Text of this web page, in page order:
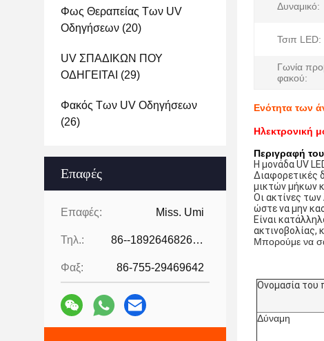
Φως Θεραπείας Των UV
Οδηγήσεων (20)
UV ΣΠΑΔΙΚΩΝ ΠΟΥ
ΟΔΗΓΕΙΤΑΙ (29)
Φακός Των UV Οδηγήσεων
(26)
Επαφές
Επαφές: Miss. Umi
Τηλ.: 86--18926468268-15989898006
Φαξ: 86-755-29469642
Δυναμικό:
Τσιπ LED:
Γωνία
φακού:
Ενότητα των
Ηλεκτρονική
Περιγραφή
Η μονάδα UV
Διαφορετικές
μικτών μήκων
Οι ακτίνες των
ώστε να μην
Είναι
ακτινοβολίας,
Μπορούμε να
Ονομασία του
Δύναμη